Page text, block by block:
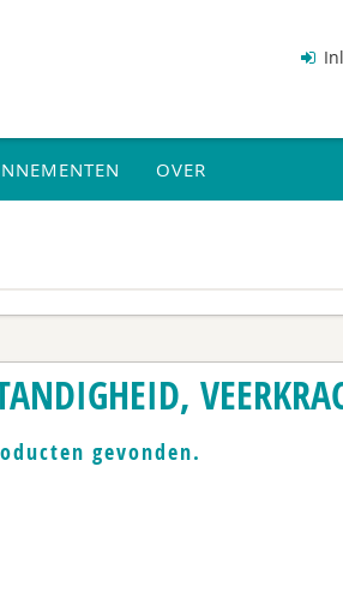
OVER
gevonden.